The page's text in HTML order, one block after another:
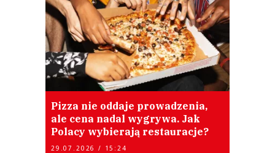
Pizza nie oddaje prowadzenia,
ale cena nadal wygrywa. Jak
Polacy wybierają restauracje?
29.07.2026 / 15:24